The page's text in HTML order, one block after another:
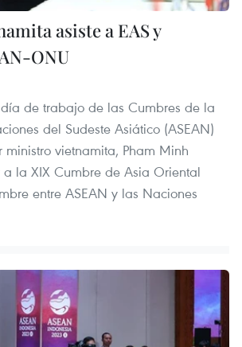
asiste a EAS y
ONU
de trabajo de las Cumbres de la
del Sudeste Asiático (ASEAN)
ministro vietnamita, Pham Minh
a la XIX Cumbre de Asia Oriental
entre ASEAN y las Naciones